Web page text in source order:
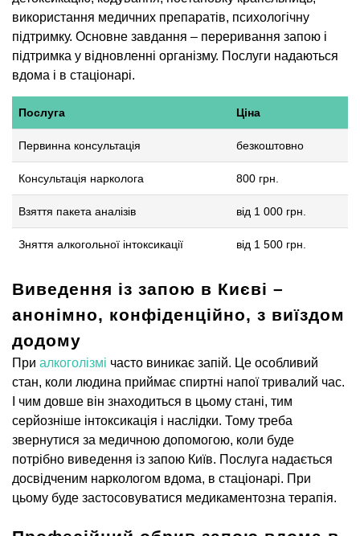
використання медичних препаратів, психологічну
підтримку. Основне завдання – переривання запою і
підтримка у відновленні організму. Послуги надаються
вдома і в стаціонарі.
Послуга Ціна
Первинна консультація безкоштовно
Консультація нарколога 800 грн.
Взяття пакета аналізів від 1 000 грн.
Зняття алкогольної інтоксикації від 1 500 грн.
Виведення із запою в Києві –
анонімно, конфіденційно, з виїздом
додому
При алкоголізмі часто виникає запій. Це особливий
стан, коли людина приймає спиртні напої тривалий час.
І чим довше він знаходиться в цьому стані, тим
серйозніше інтоксикація і наслідки. Тому треба
звернутися за медичною допомогою, коли буде
потрібно виведення із запою Київ. Послуга надається
досвідченим наркологом вдома, в стаціонарі. При
цьому буде застосовуватися медикаментозна терапія.